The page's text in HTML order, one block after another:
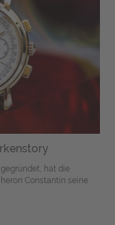
hat die
Constantin seine